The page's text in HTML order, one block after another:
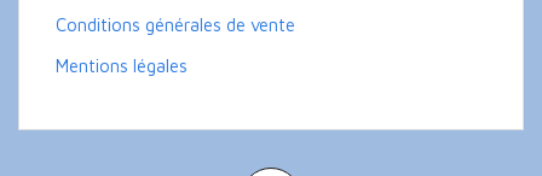
Conditions générales de vente
Mentions légales